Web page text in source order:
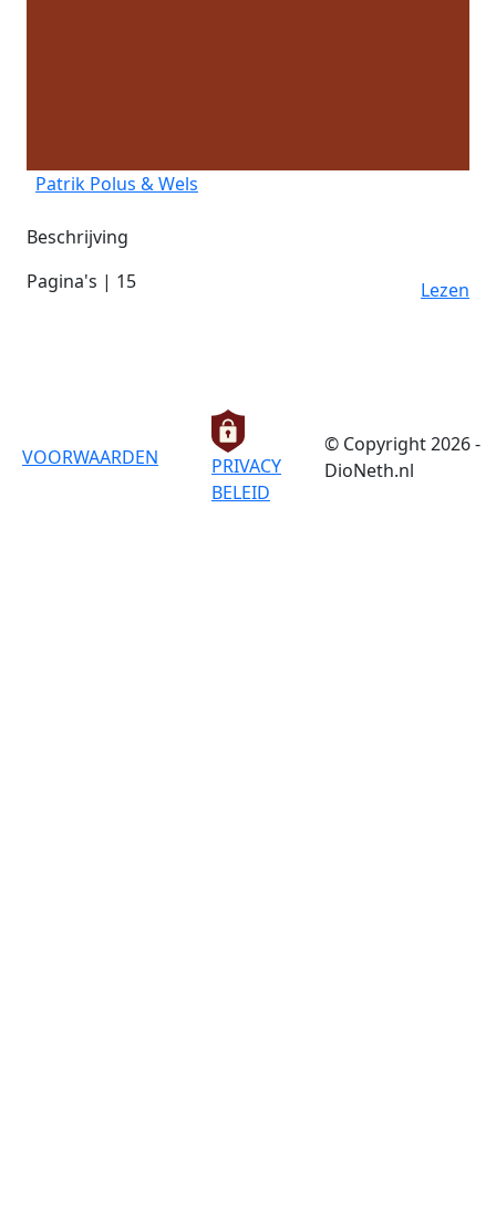
Patrik Polus & Wels
Beschrijving
Pagina's | 15
Lezen
VOORWAARDEN
PRIVACY
BELEID
© Copyright 2026 -
DioNeth.nl